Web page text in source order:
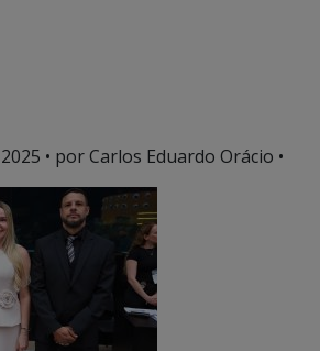
• por Carlos Eduardo Orácio •